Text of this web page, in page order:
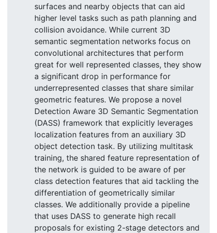
surfaces and nearby objects that can aid
higher level tasks such as path planning and
collision avoidance. While current 3D
semantic segmentation networks focus on
convolutional architectures that perform
great for well represented classes, they show
a significant drop in performance for
underrepresented classes that share similar
geometric features. We propose a novel
Detection Aware 3D Semantic Segmentation
(DASS) framework that explicitly leverages
localization features from an auxiliary 3D
object detection task. By utilizing multitask
training, the shared feature representation of
the network is guided to be aware of per
class detection features that aid tackling the
differentiation of geometrically similar
classes. We additionally provide a pipeline
that uses DASS to generate high recall
proposals for existing 2-stage detectors and